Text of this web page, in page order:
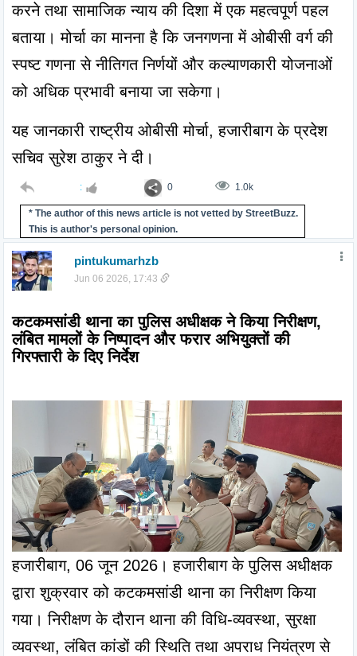
करने तथा सामाजिक न्याय की दिशा में एक महत्वपूर्ण पहल
बताया। मोर्चा का मानना है कि जनगणना में ओबीसी वर्ग की
स्पष्ट गणना से नीतिगत निर्णयों और कल्याणकारी योजनाओं
को अधिक प्रभावी बनाया जा सकेगा।
यह जानकारी राष्ट्रीय ओबीसी मोर्चा, हजारीबाग के प्रदेश
सचिव सुरेश ठाकुर ने दी।
: 0 1.0k
* The author of this news article is not vetted by StreetBuzz.
This is author's personal opinion.
pintukumarhzb
Jun 06 2026, 17:43
कटकमसांडी थाना का पुलिस अधीक्षक ने किया निरीक्षण,
लंबित मामलों के निष्पादन और फरार अभियुक्तों की
गिरफ्तारी के दिए निर्देश
हजारीबाग, 06 जून 2026। हजारीबाग के पुलिस अधीक्षक
द्वारा शुक्रवार को कटकमसांडी थाना का निरीक्षण किया
गया। निरीक्षण के दौरान थाना की विधि-व्यवस्था, सुरक्षा
व्यवस्था, लंबित कांडों की स्थिति तथा अपराध नियंत्रण से